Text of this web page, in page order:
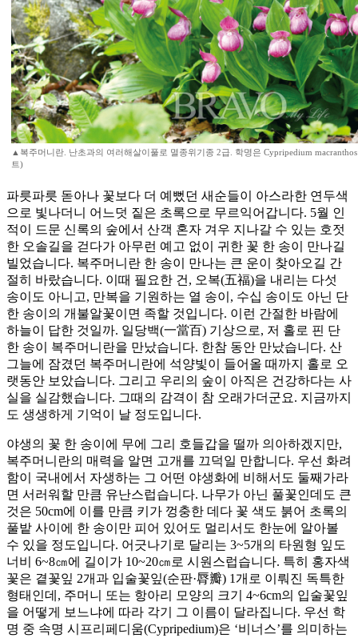
▲복주머니란. 난초과의 여러해살이풀로 멸종위기종 2급. 학명은 Cypripedium
트)
파릇파릇 돋아나 꽃보다 더 예뻤던 새순들이 아스라한 연두색
으로 빛나더니 어느덧 짙은 초록으로 무르익어갑니다. 5월 인
적이 드문 신록의 숲에서 산객 혼자 겨우 지나갈 수 있는 호젓
한 오솔길을 걷다가 아무런 예고 없이 귀한 꽃 한 송이 만나길
빌었습니다. 복주머니란 한 송이 만나는 큰 운이 찾아오길 간
절히 바랐습니다. 이때 필요한 건, 오복(五福)을 내리는 다섯
송이도 아니고, 만복을 기원하는 열 송이, 수십 송이도 아닌 단
한 송이의 개불알꽃이면 족할 것입니다. 이런 간절한 바람에
하늘이 답한 것일까. 일당백(一當百) 기상으로, 저 홀로 핀 단
한 송이 복주머니란을 만났습니다. 한참 동안 만났습니다. 산
그늘에 잠겼던 복주머니란에 석양빛이 들어올 때까지 홀로 오
랫동안 보았습니다. 그리고 우리의 숲이 아직은 건강하다는 사
실을 실감했습니다. 그때의 감격이 참 오래가더군요. 지금까지
도 생생하게 기억이 날 정도입니다.
야생의 꽃 한 송이에 무에 그리 호들갑을 떨까 의아하겠지만,
복주머니란의 매력을 알면 고개를 끄덕일 만합니다. 우선 화려
함이 국내에서 자생하는 그 어떤 야생화에 비해서도 둘째가라
면 서러워할 만큼 유난스럽습니다. 나무가 아닌 풀꽃인데도 큰
것은 50cm에 이를 만큼 키가 껑충한 데다 꽃 색도 붉어 초록의
풀밭 사이에 한 송이만 피어 있어도 멀리서도 한눈에 알아볼
수 있을 정도입니다. 어긋나기로 달리는 3~5개의 타원형 잎도
너비 6~8㎝에 길이가 10~20㎝로 시원스럽습니다. 특히 홍자색
꽃은 곁꽃잎 2개과 입술꽃잎(순판·脣瓣) 1개로 이뤄진 독특한
형태인데, 주머니 또는 항아리 모양의 크기 4~6cm의 입술꽃잎
을 어떻게 보느냐에 따라 각기 그 이름이 달라집니다. 우선 학
명 중 속명 시프리페디움(Cypripedium)은 ‘비너스’를 의미하는